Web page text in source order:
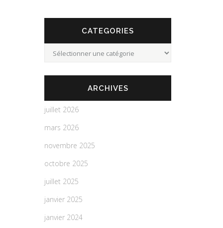
CATEGORIES
Categories
ARCHIVES
juillet 2026
mars 2026
novembre 2025
octobre 2025
juillet 2025
janvier 2025
janvier 2024